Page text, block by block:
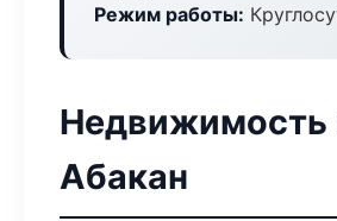
Режим работы:
Недвижимость
Абакан